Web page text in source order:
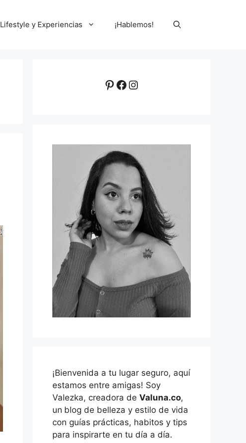
Lifestyle y Experiencias ¡Hablemos!
Pinterest
Facebook
Instagram
¡Bienvenida a tu lugar seguro, aquí
estamos entre amigas! Soy
Valezka, creadora de Valuna.co,
un blog de belleza y estilo de vida
con guías prácticas, habitos y tips
para inspirarte en tu día a día.